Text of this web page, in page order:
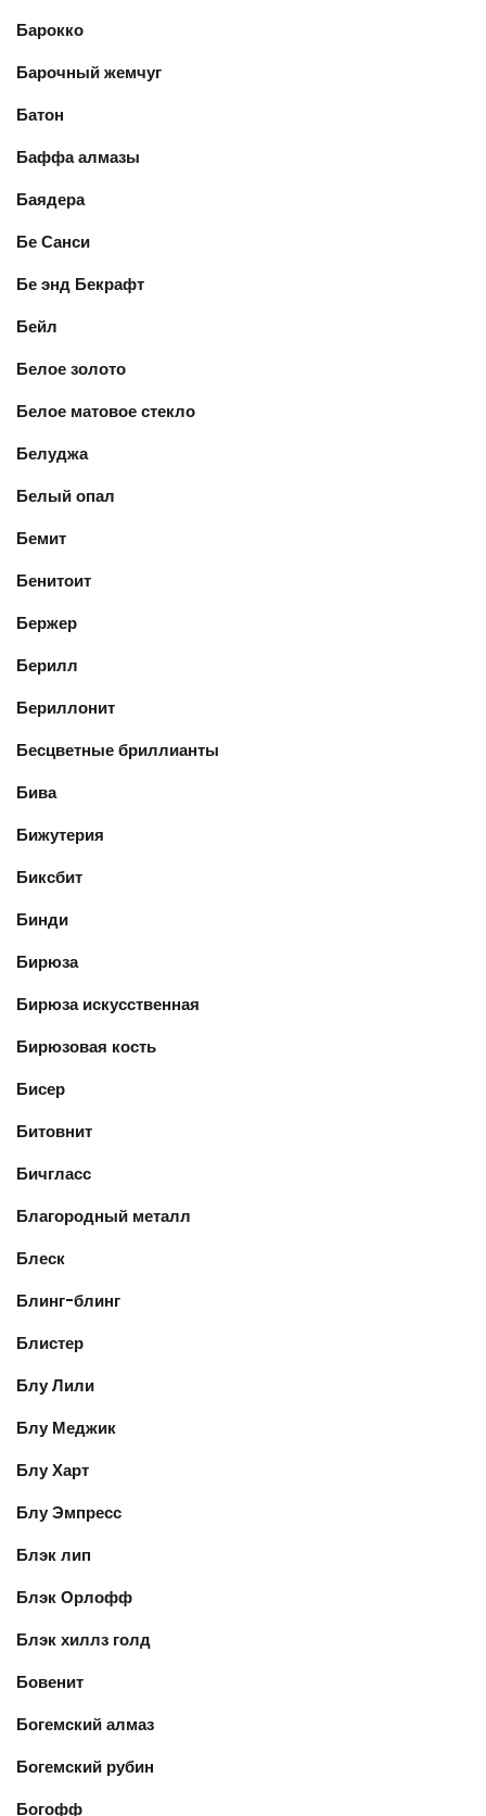
Барокко
Барочный жемчуг
Батон
Баффа алмазы
Баядера
Бе Санси
Бе энд Бекрафт
Бейл
Белое золото
Белое матовое стекло
Белуджа
Белый опал
Бемит
Бенитоит
Бержер
Берилл
Бериллонит
Бесцветные бриллианты
Бива
Бижутерия
Биксбит
Бинди
Бирюза
Бирюза искусственная
Бирюзовая кость
Бисер
Битовнит
Бичгласс
Благородный металл
Блеск
Блинг-блинг
Блистер
Блу Лили
Блу Меджик
Блу Харт
Блу Эмпресс
Блэк лип
Блэк Орлофф
Блэк хиллз голд
Бовенит
Богемский алмаз
Богемский рубин
Богофф